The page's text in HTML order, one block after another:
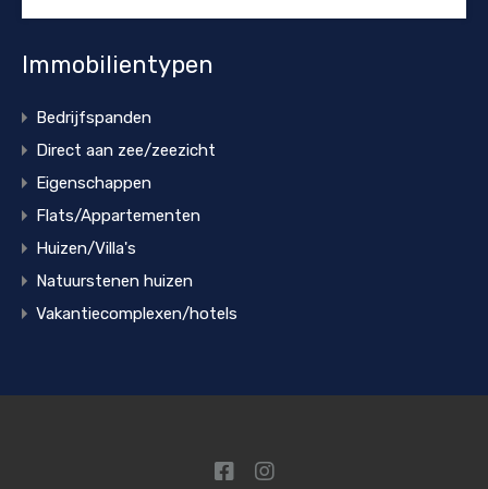
Immobilientypen
Bedrijfspanden
Direct aan zee/zeezicht
Eigenschappen
Flats/Appartementen
Huizen/Villa's
Natuurstenen huizen
Vakantiecomplexen/hotels